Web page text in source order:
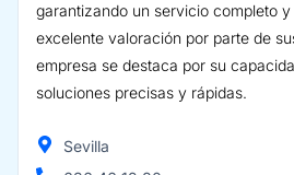
garantizando un servicio completo
excelente valoración por parte de
empresa se destaca por su
soluciones precisas y rápidas.
Sevilla